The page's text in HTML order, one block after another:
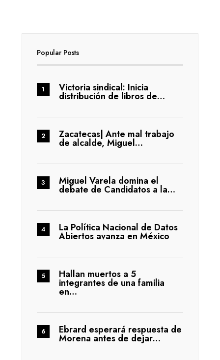
Popular Posts
Victoria sindical: Inicia
distribución de libros de…
Zacatecas| Ante mal trabajo
de alcalde, Miguel…
Miguel Varela domina el
debate de Candidatos a la…
La Política Nacional de Datos
Abiertos avanza en México
Hallan muertos a 5
integrantes de una familia
en…
Ebrard esperará respuesta de
Morena antes de dejar…